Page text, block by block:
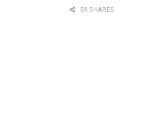
59 SHARES